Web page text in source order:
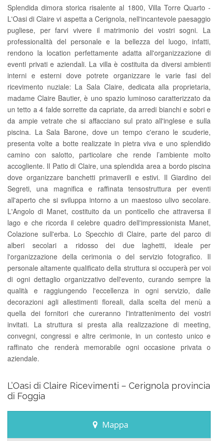
Splendida dimora storica risalente al 1800, Villa Torre Quarto -
L'Oasi di Claire vi aspetta a Cerignola, nell'incantevole paesaggio
pugliese, per farvi vivere il matrimonio dei vostri sogni. La
professionalità del personale e la bellezza del luogo, infatti,
rendono la location perfettamente adatta all'organizzazione di
eventi privati e aziendali. La villa è costituita da diversi ambienti
interni e esterni dove potrete organizzare le varie fasi del
ricevimento nuziale: La Sala Claire, dedicata alla proprietaria,
madame Claire Bautier, è uno spazio luminoso caratterizzato da
un tetto a 4 falde sorrette da capriate, da arredi bianchi e sobri e
da ampie vetrate che si affacciano sul prato all'inglese e sulla
piscina. La Sala Barone, dove un tempo c'erano le scuderie,
presenta volte a botte realizzate in pietra viva e uno splendido
camino con salotto, particolare che rende l’ambiente molto
accogliente. Il Patio di Claire, una splendida area a bordo piscina
dove organizzare banchetti primaverili e estivi. Il Giardino dei
Segreti, una magnifica e raffinata tensostruttura per eventi
all'aperto che si sviluppa intorno a un maestoso ulivo secolare.
L'Angolo di Manet, costituito da un ponticello che attraversa il
lago e che ricorda il celebre quadro dell'impressionista Manet,
Colazione sull'erba. Lo Specchio di Claire, parte del parco di
alberi secolari a ridosso dei due laghetti, ideale per
l'organizzazione della cerimonia o del servizio fotografico. Il
personale altamente qualificato della struttura si occuperà per voi
di ogni dettaglio organizzativo dell'evento, curando sempre la
qualità e raggiungendo l'eccellenza in ogni servizio, dalle
decorazioni agli allestimenti floreali, dalla scelta del menù a
quella dei fornitori che cureranno l'intrattenimento dei vostri
invitati. La struttura si presta alla realizzazione di meeting,
convegni, congressi e altre cerimonie, in un contesto unico e
raffinato che renderà memorabile ogni occasione privata o
aziendale.
L’Oasi di Claire Ricevimenti – Cerignola provincia
di Foggia
Mappa